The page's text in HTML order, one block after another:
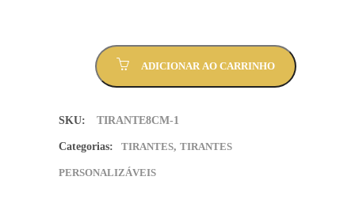
ou
sem
ADICIONAR AO CARRINHO
SKU: TIRANTE8CM-1
Categorias: TIRANTES, TIRANTES
PERSONALIZÁVEIS